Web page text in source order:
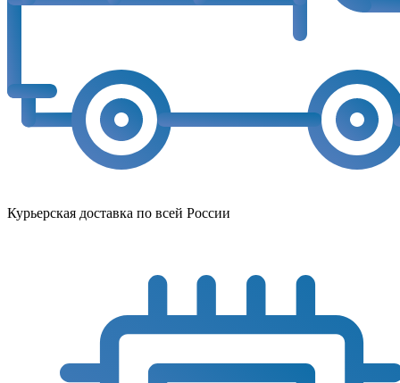
Курьерская доставка по всей России